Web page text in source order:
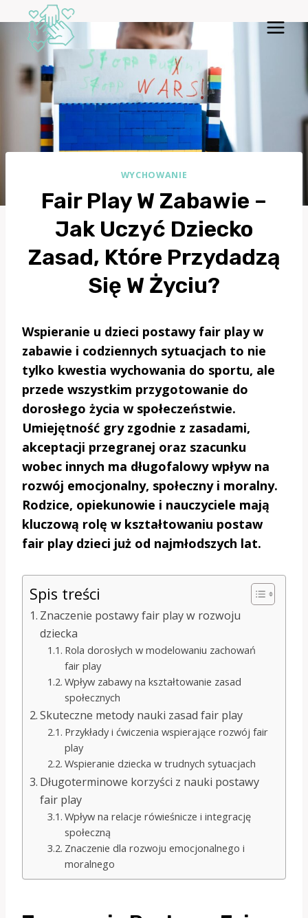
Przejdź
treści
WYCHOWANIE
Fair Play W Zabawie –
Jak Uczyć Dziecko
Zasad, Które Przydadzą
Się W Życiu?
Wspieranie u dzieci postawy fair play w
zabawie i codziennych sytuacjach to nie
tylko kwestia wychowania do sportu, ale
przede wszystkim przygotowanie do
dorosłego życia w społeczeństwie.
Umiejętność gry zgodnie z zasadami,
akceptacji przegranej oraz szacunku
wobec innych ma długofalowy wpływ na
rozwój emocjonalny, społeczny i moralny.
Rodzice, opiekunowie i nauczyciele mają
kluczową rolę w kształtowaniu postaw
fair play dzieci już od najmłodszych lat.
Spis treści
Znaczenie postawy fair play w rozwoju
dziecka
Rola dorosłych w modelowaniu zachowań
fair play
Wpływ zabawy na kształtowanie zasad
społecznych
Skuteczne metody nauki zasad fair play
Przykłady i ćwiczenia wspierające rozwój fair
play
Wspieranie dziecka w trudnych sytuacjach
Długoterminowe korzyści z nauki postawy
fair play
Wpływ na relacje rówieśnicze i integrację
społeczną
Znaczenie dla rozwoju emocjonalnego i
moralnego